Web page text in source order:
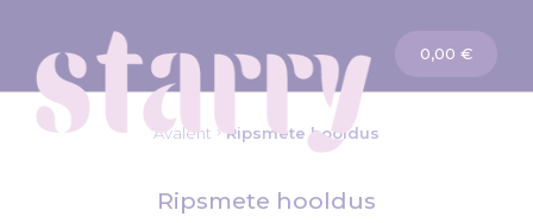
Ostukorv
0,00 €
Avaleht Ripsmete hooldus
Ripsmete hooldus